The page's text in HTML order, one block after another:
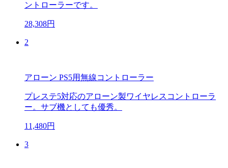
ントローラーです。
28,308円
2
アローン PS5用無線コントローラー
プレステ5対応のアローン製ワイヤレスコントローラ
ー。サブ機としても優秀。
11,480円
3